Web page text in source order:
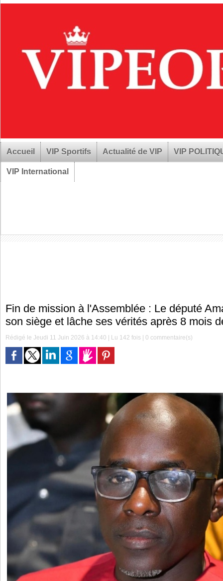
Accueil VIP Sportifs Actualité de VIP VIP
VIP International
Fin de mission à l'Assemblée : Le député
son siège et lâche ses vérités après 8 mois
Rédigé le Jeudi 11 Juin 2026 à 14:40 | Lu 142 fois |0 commentaire(s)